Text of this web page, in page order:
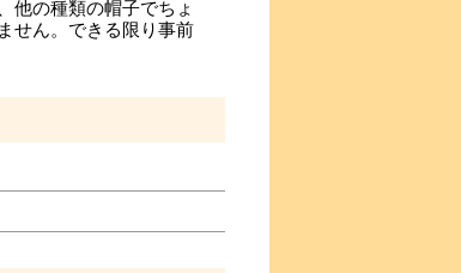
他の種類の帽子でちょ
せん。できる限り事前